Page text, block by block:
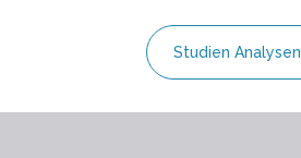
Studien Analysen